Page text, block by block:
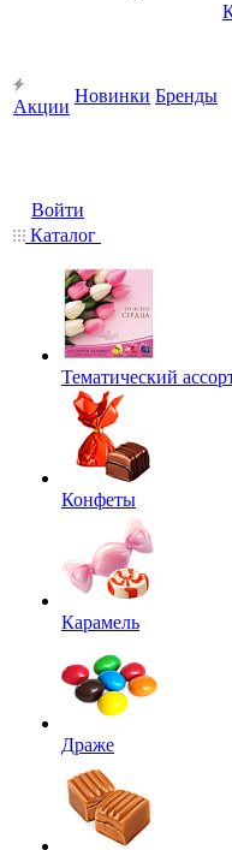
Акции
Новинки Бренды
Войти
Каталог
Тематический
Конфеты
Карамель
Драже